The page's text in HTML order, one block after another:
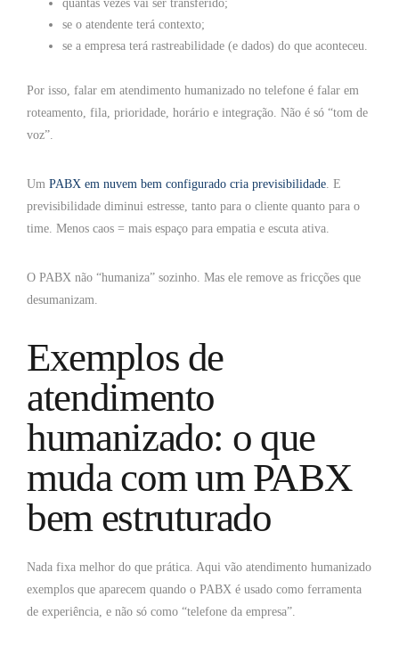
quantas vezes vai ser transferido;
se o atendente terá contexto;
se a empresa terá rastreabilidade (e dados) do que aconteceu.
Por isso, falar em atendimento humanizado no telefone é falar em
roteamento, fila, prioridade, horário e integração. Não é só “tom de
voz”.
Um PABX em nuvem bem configurado cria previsibilidade. E
previsibilidade diminui estresse, tanto para o cliente quanto para o
time. Menos caos = mais espaço para empatia e escuta ativa.
O PABX não “humaniza” sozinho. Mas ele remove as fricções que
desumanizam.
Exemplos de
atendimento
humanizado: o que
muda com um PABX
bem estruturado
Nada fixa melhor do que prática. Aqui vão atendimento humanizado
exemplos que aparecem quando o PABX é usado como ferramenta
de experiência, e não só como “telefone da empresa”.